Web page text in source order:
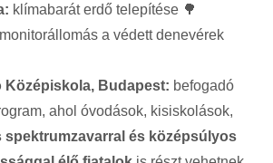
klímabarát erdő telepítése 🌳
monitorállomás a védett denevérek
Középiskola, Budapest: befogadó
ahol óvodások, kisiskolások,
spektrumzavarral és középsúlyos